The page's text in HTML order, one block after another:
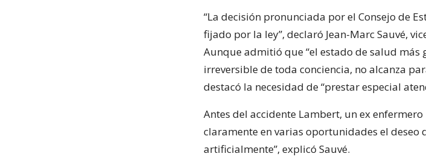
“La decisión pronunciada por el Consejo de
fijado por la ley”, declaró Jean-Marc Sauvé,
Aunque admitió que “el estado de salud
irreversible de toda conciencia, no alcanza
destacó la necesidad de “prestar especial
Antes del accidente Lambert, un ex
claramente en varias oportunidades el deseo
artificialmente”, explicó Sauvé.